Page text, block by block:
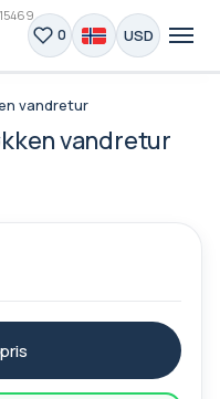
0 USD
vandretur
vandretur